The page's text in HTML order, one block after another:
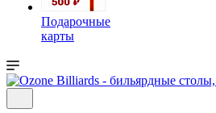
Подарочные
карты